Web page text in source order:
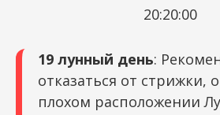
20:20:00
19 лунный день:
отказаться от стрижки,
плохом расположении